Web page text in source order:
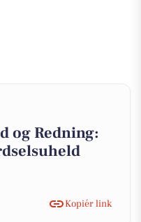
og Redning:
Kopiér link